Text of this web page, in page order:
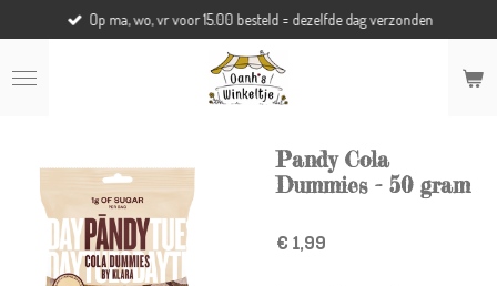
direct
naar
de
Op ma, wo, vr voor 15.00 besteld = dezelfde dag verzonden
Pandy Cola
Dummies - 50 gram
€ 1,99